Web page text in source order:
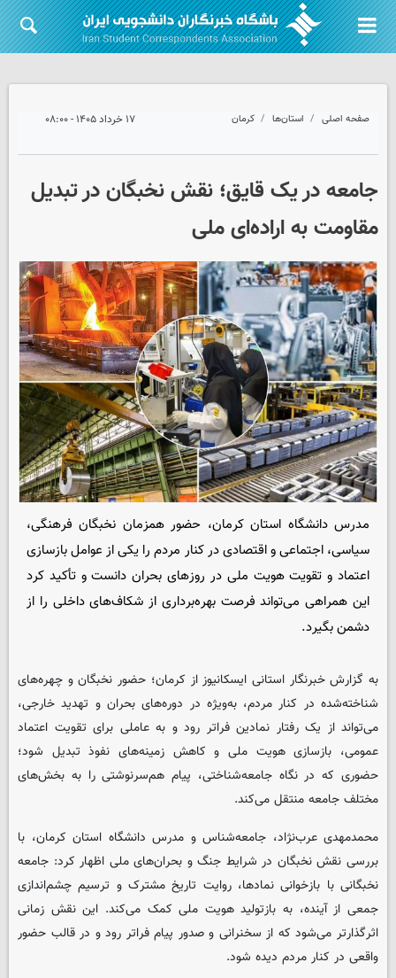
صفحه اصلی استان‌ها کرمان ۱۷ خرداد ۱۴۰۵ - ۰۸:۰۰
جامعه در یک قایق؛ نقش نخبگان در تبدیل
مقاومت به اراده‌ای ملی
مدرس دانشگاه استان کرمان، حضور همزمان نخبگان فرهنگی،
سیاسی، اجتماعی و اقتصادی در کنار مردم را یکی از عوامل بازسازی
اعتماد و تقویت هویت ملی در روزهای بحران دانست و تأکید کرد
این همراهی می‌تواند فرصت بهره‌برداری از شکاف‌های داخلی را از
دشمن بگیرد.
به گزارش خبرنگار استانی ایسکانیوز از کرمان؛ حضور نخبگان و چهره‌های
شناخته‌شده در کنار مردم، به‌ویژه در دوره‌های بحران و تهدید خارجی،
می‌تواند از یک رفتار نمادین فراتر رود و به عاملی برای تقویت اعتماد
عمومی، بازسازی هویت ملی و کاهش زمینه‌های نفوذ تبدیل شود؛
حضوری که در نگاه جامعه‌شناختی، پیام هم‌سرنوشتی را به بخش‌های
مختلف جامعه منتقل می‌کند.
محمدمهدی عرب‌نژاد، جامعه‌شناس و مدرس دانشگاه استان کرمان، با
بررسی نقش نخبگان در شرایط جنگ و بحران‌های ملی اظهار کرد: جامعه
نخبگانی با بازخوانی نمادها، روایت تاریخ مشترک و ترسیم چشم‌اندازی
جمعی از آینده، به بازتولید هویت ملی کمک می‌کند. این نقش زمانی
اثرگذارتر می‌شود که از سخنرانی و صدور پیام فراتر رود و در قالب حضور
واقعی در کنار مردم دیده شود.